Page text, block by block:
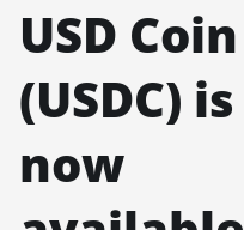
USD Coin
(USDC) is
now